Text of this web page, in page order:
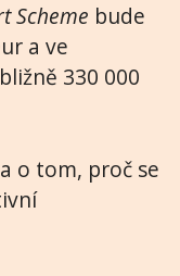
Scheme bude
a ve
330 000
a o tom, proč se